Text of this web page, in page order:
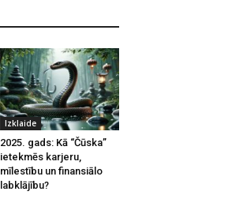
Izklaide
2025. gads: Kā “Čūska”
ietekmēs karjeru,
mīlestību un finansiālo
labklājību?